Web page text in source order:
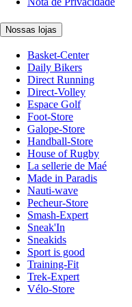
Nossas lojas
Basket-Center
Daily Bikers
Direct Running
Direct-Volley
Espace Golf
Foot-Store
Galope-Store
Handball-Store
House of Rugby
La sellerie de Maé
Made in Paradis
Nauti-wave
Pecheur-Store
Smash-Expert
Sneak'In
Sneakids
Sport is good
Training-Fit
Trek-Expert
Vélo-Store